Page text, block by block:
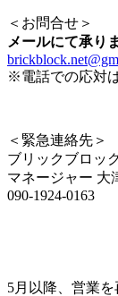
＜お問合せ＞
メールにて承り
※電話での応対
＜緊急連絡先＞
ブリックブロッ
マネージャー 大
090-1924-0163
5月以降、営業を